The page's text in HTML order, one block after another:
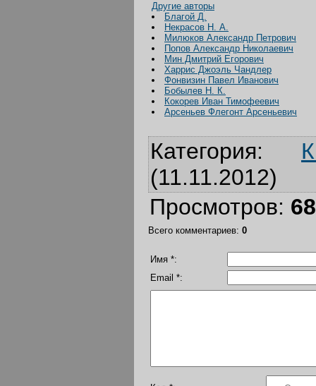
Другие авторы
Благой Д.
Некрасов Н. А.
Милюков Александр Петрович
Попов Александр Николаевич
Мин Дмитрий Егорович
Харрис Джоэль Чандлер
Фонвизин Павел Иванович
Бобылев Н. К.
Кокорев Иван Тимофеевич
Арсеньев Флегонт Арсеньевич
Категория:
(11.11.2012)
Просмотров:
Всего комментариев: 0
Имя *:
Email *: